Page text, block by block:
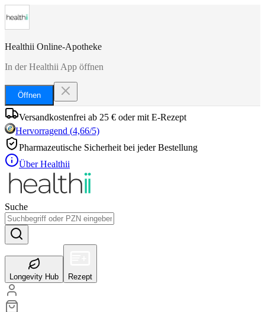
Healthii Online-Apotheke
In der Healthii App öffnen
Öffnen
Versandkostenfrei ab 25 € oder mit E-Rezept
Hervorragend (4,66/5)
Pharmazeutische Sicherheit bei jeder Bestellung
Über Healthii
Suche
Longevity Hub Rezept